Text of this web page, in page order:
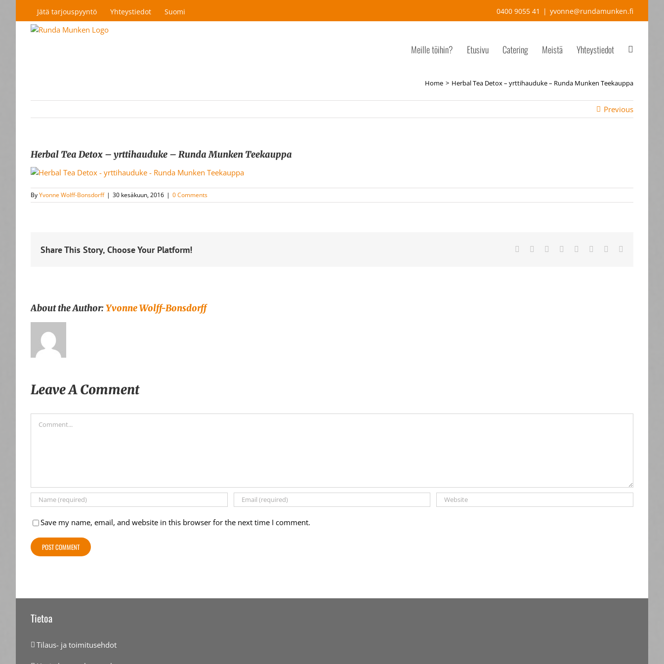
Jätä tarjouspyyntö Yhteystiedot Suomi 0400 9055 41 | yvonne@rundamunken.fi
Meille töihin? Etusivu Catering Meistä Yhteystiedot
Home Herbal Tea Detox – yrttihauduke – Runda Munken Teekauppa
Previous
Herbal Tea Detox – yrttihauduke – Runda Munken Teekauppa
ByYvonne Wolff-Bonsdorff | 30 kesäkuun, 2016 | 0 Comments
Share This Story, Choose Your Platform! Facebook Reddit LinkedIn
TumblrPinterest
About the Author:Yvonne Wolff-Bonsdorff
Leave A Comment
Save my name, email, and website in this browser for the next time I comment.
Tietoa
Tilaus- ja toimitusehdot